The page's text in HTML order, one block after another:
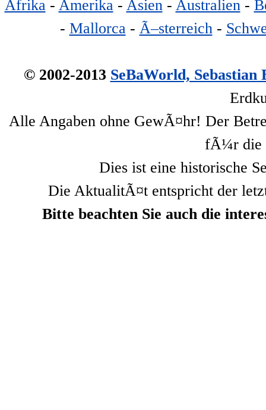
Afrika - Amerika - Asien - Australien -
- Mallorca - Ã–sterreich -
© 2002-2013 SeBaWorld, Sebastian
Alle Angaben ohne GewÃ¤hr! Der
fÃ¼r die
Dies ist eine historische
Die AktualitÃ¤t entspricht der
Bitte beachten Sie auch die